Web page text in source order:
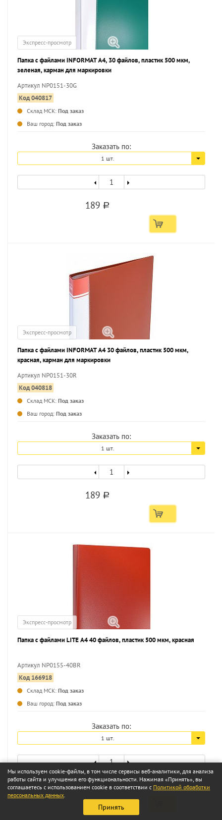
Экспресс-просмотр
Папка с файлами INFORMAT А4, 30 файлов, пластик 500 мкм,
зеленая, карман для маркировки
Артикул NP0151-30G
Код 040817
Склад МСК: Под заказ
Ваш город: Под заказ
Заказать по:
1 шт.
189 a
Экспресс-просмотр
Папка с файлами INFORMAT А4 30 файлов, пластик 500 мкм,
красная, карман для маркировки
Артикул NP0151-30R
Код 040818
Склад МСК: Под заказ
Ваш город: Под заказ
Заказать по:
1 шт.
189 a
Экспресс-просмотр
Папка с файлами LITE А4 40 файлов, пластик 500 мкм, красная
Артикул NP0155-40BR
Код 166918
Склад МСК: Под заказ
Ваш город: Под заказ
Заказать по:
1 шт.
199a
Мы используем cookie-файлы, в том числе сервисы веб-аналитики, для анализа
работы сайта и улучшения его функциональности. Нажимая «Принять», вы
соглашаетесь с использованием cookie в соответствии с Политикой обработки
персональных данных.
Принять